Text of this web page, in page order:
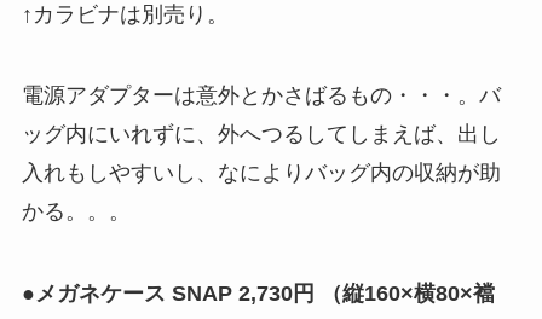
↑カラビナは別売り。
電源アダプターは意外とかさばるもの・・・。バ
ッグ内にいれずに、外へつるしてしまえば、出し
入れもしやすいし、なによりバッグ内の収納が助
かる。。。
●メガネケース SNAP 2,730円 （縦160×横80×襠